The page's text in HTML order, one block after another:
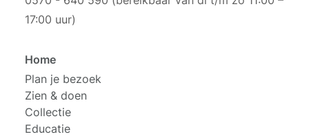
17:00 uur)
Home
Plan je bezoek
Zien & doen
Collectie
Educatie